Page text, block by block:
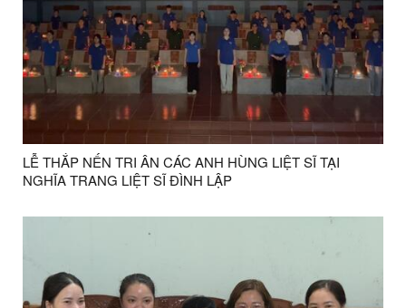
LỄ THẮP NẾN TRI ÂN CÁC ANH HÙNG LIỆT SĨ TẠI
NGHĨA TRANG LIỆT SĨ ĐÌNH LẬP